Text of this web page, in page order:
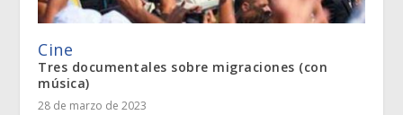
Cine
Tres documentales sobre migraciones (con
música)
28 de marzo de 2023